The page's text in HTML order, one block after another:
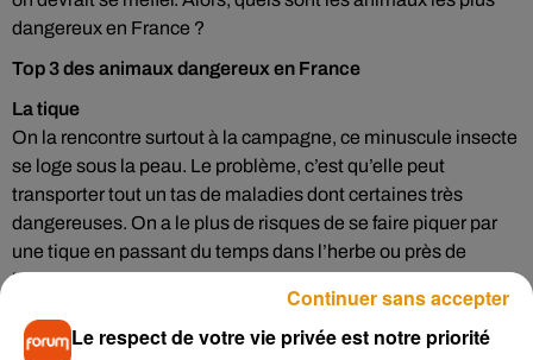
dangereux en France ?
Top 3 des animaux dangereux en France
La tique
On la rencontre surtout à la campagne, ce minuscule insecte
se loge sous la peau. Le problème, c’est qu’elle peut
transporter tout un tas de maladies dont certaines très
dangereuses. On a le plus de risques de se faire piquer par
une tique en passant du temps dans l’herbe ou près de
buissons.
Le frelon asiatique
Un animal agressif qui fait des piqûres très douloureuses et
Le respect de votre vie privée est notre priorité
Continuer sans accepter